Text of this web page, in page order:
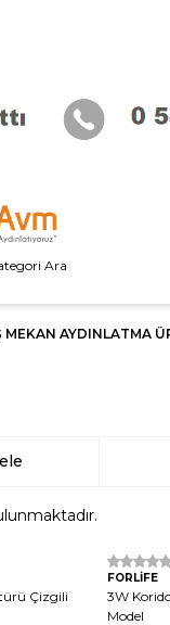
MEKAN AYDINLATMA
Çizgili
FORLİFE
3W
Model